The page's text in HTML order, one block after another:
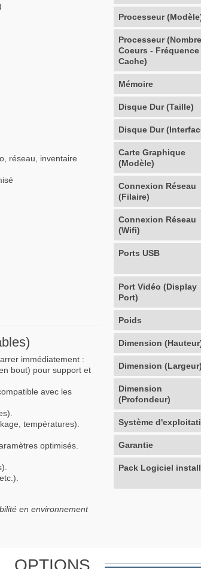
réseau, inventaire
immédiatement :
bout) pour support et
avec les
températures).
optimisés.
en environnement
Processeur
Processeur
Coeurs - Fréquence
Cache)
Mémoire
Disque Dur (Taille)
Disque Dur
Carte Graphique
(Modèle)
Connexion Réseau
(Filaire)
Connexion Réseau
(Wifi)
Ports USB
Port Vidéo (Display
Port)
Poids
Dimension
Dimension (Largeur)
Dimension
(Profondeur)
Système
Garantie
Pack Logiciel